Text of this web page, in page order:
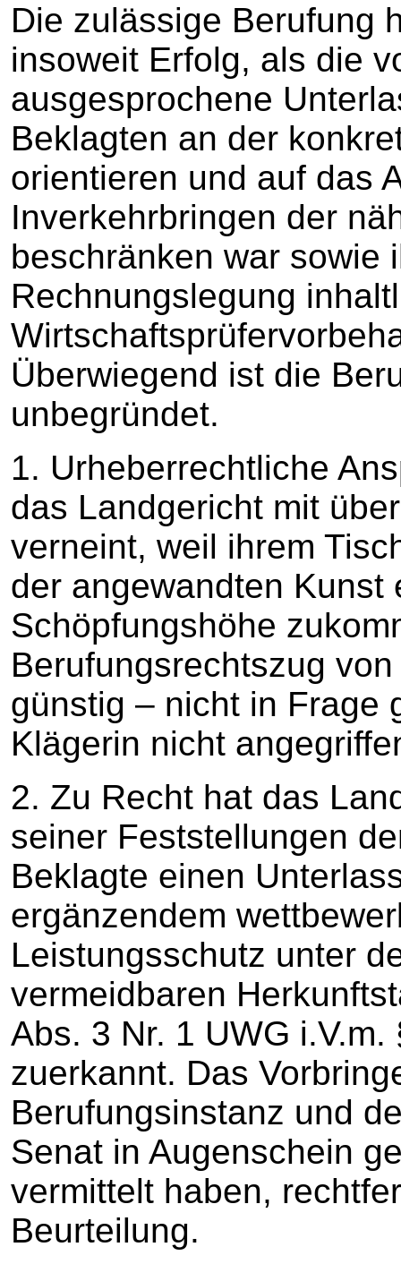
Die zulässige Berufung
insoweit Erfolg, als die
ausgesprochene
Beklagten an der
orientieren und auf das
Inverkehrbringen der
beschränken war sowie
Rechnungslegung
Überwiegend ist die
unbegründet.
1. Urheberrechtliche
das Landgericht mit
verneint, weil ihrem
der angewandten Kunst
Schöpfungshöhe
Berufungsrechtszug
günstig – nicht in Frage
Klägerin nicht
2. Zu Recht hat das
seiner Feststellungen
Beklagte einen
ergänzendem
Leistungsschutz unter
vermeidbaren
Abs. 3 Nr. 1 UWG
zuerkannt. Das
Berufungsinstanz und
Senat in Augenschein
vermittelt haben,
Beurteilung.